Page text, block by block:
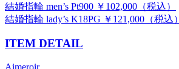
結婚指輪 men’s Pt900 ￥102,000（税込）
結婚指輪 lady’s K18PG ￥121,000（税込）
ITEM DETAIL